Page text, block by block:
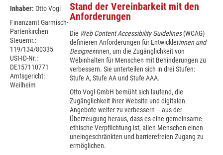
Inhaber: Otto Vogl
Finanzamt Garmisch-
Partenkirchen
Steuernr.:
119/134/80335
USt-ID-Nr.:
DE157110771
Amtsgericht:
Weilheim
Stand der Vereinbarkeit mit den
Anforderungen
Die Web Content Accessibility Guidelines(WCAG)
definieren Anforderungen für Entwicklerinnen und
Designerinnen, um die Zugänglichkeit von
Webinhalten für Menschen mit Behinderungen zu
verbessern. Sie unterteilen sich in drei Stufen:
Stufe A, Stufe AA und Stufe AAA.
Otto Vogl GmbH bemüht sich laufend, die
Zugänglichkeit ihrer Website und digitalen
Angebote weiter zu verbessern – aus der
Überzeugung heraus, dass es eine gemeinsame
ethische Verpflichtung ist, allen Menschen einen
uneingeschränkten und barrierefreien Zugang zu
ermöglichen.